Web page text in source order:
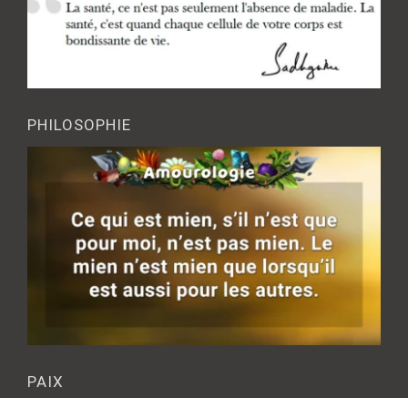
PHILOSOPHIE
PAIX